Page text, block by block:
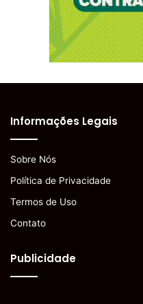
Informações Legais
Sobre Nós
Política de Privacidade
Termos de Uso
Contato
Publicidade